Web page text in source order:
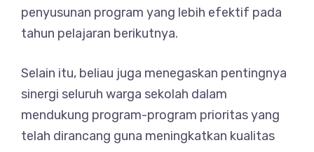
penyusunan program yang lebih efektif pada
tahun pelajaran berikutnya.
Selain itu, beliau juga menegaskan pentingnya
sinergi seluruh warga sekolah dalam
mendukung program-program prioritas yang
telah dirancang guna meningkatkan kualitas